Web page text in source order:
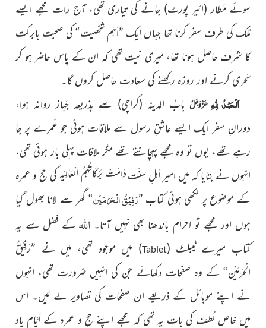
سوئے مَطار (ائیر پورٹ) جانے کی تیاری تھی، آج رات مجھے ایسے
مُلک کی طرف سفر کرنا تھا جہاں ایک ”اَہَم شخصیت“ کی صحبت بابرکت
کا شرف حاصل ہونا تھا، میری نیت تھی کہ ان کے پاس حاضر ہو کر
سَحری کرنے اور روزہ رکھنے کی سعادت حاصل کروں گا۔
اَلْحَمْدُ لِلّٰہِ عَزَّوَجَلَّ بابُ المدینہ (کراچی) سے بذریعہ جَہاز روانہ ہوا،
دورانِ سفر ایک ایسے عاشقِ رسول سے ملاقات ہوئی جو عُمرے پر جا
رہے تھے، یوں تو وہ مجھے پہچانتے تھے مگر ملاقات پہلی بار ہوئی تھی،
انہوں نے بتایا کہ میں امیرِ اَہلِ سنّتدَامَتْ بَرَکَاتُہُمُ الْعَالِیَہکی حج و عمرہ
کے موضوع پر لکھی ہوئی کتاب ”رَفِیْقُ الْحَرَمَیْن“ گھر سے لانا بھول گیا
ہوں اور مجھے تو احرام باندھنا بھی نہیں آتا۔ اللہکے فضل سے یہ
کتاب میرے ٹیبلٹ (Tablet) میں موجود تھی، میں نے ”رَفِیْقُ
الْحَرَمَیْن“ کے وہ صفحات دکھائے جن کی انہیں ضرورت تھی، انہوں
نے اپنے موبائل کے ذریعے ان صفحات کی تصاویر لے لیں۔ اس
میں خاص لُطف کی بات یہ تھی کہ مجھے اپنے حج و عمرہ کے اَیَّام یاد